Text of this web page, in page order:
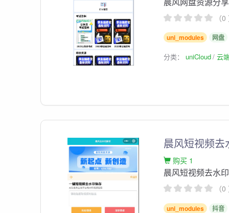
（
uni_modules 网盘
分类：uniCloud 云
晨风短视频
购买 1
晨风短视频去水
（
uni_modules 抖音